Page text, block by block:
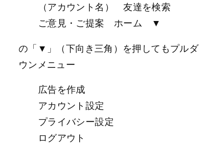
（アカウント名） 友達を検索
ご意見・ご提案 ホーム ▼
の「▼」（下向き三角）を押してもプルダ
ウンメニュー
広告を作成
アカウント設定
プライバシー設定
ログアウト